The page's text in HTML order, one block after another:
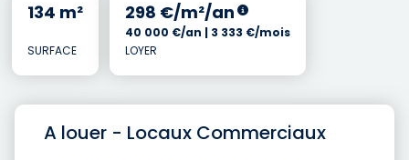
134 m²
SURFACE
298 €/m²/an
40 000 €/an | 3 333 €/mois
LOYER
A louer - Locaux Commerciaux